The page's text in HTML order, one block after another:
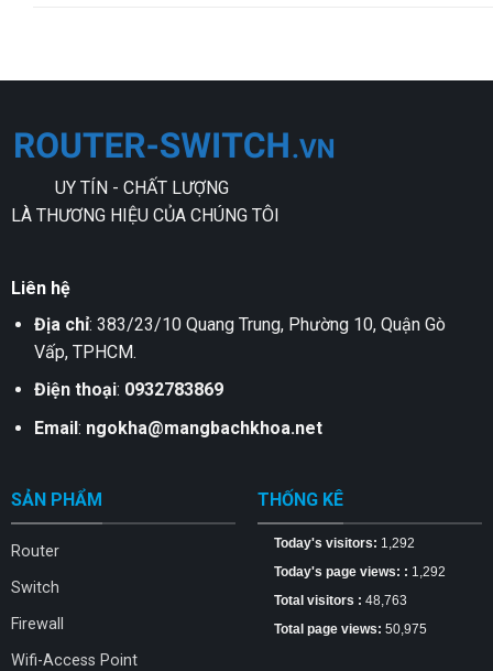
UY TÍN - CHẤT LƯỢNG
LÀ THƯƠNG HIỆU CỦA CHÚNG TÔI
Liên hệ
Địa chỉ: 383/23/10 Quang Trung, Phường 10, Quận Gò
Vấp, TPHCM.
Điện thoại: 0932783869
Email: ngokha@mangbachkhoa.net
SẢN PHẨM
Router
Switch
Firewall
Wifi-Access Point
THỐNG KÊ
Today's visitors: 1,292
Today's page views: : 1,292
Total visitors :48,763
Total page views:50,975